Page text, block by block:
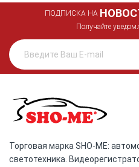
ПОДПИСКА НА
Получайте
Торговая марка SHO-ME:
светотехника.